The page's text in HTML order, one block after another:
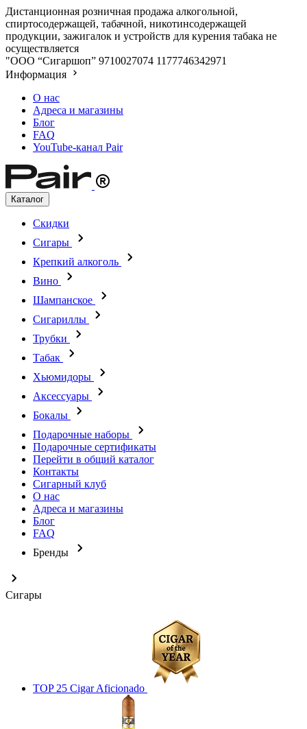
Дистанционная розничная продажа алкогольной,
спиртосодержащей, табачной, никотинсодержащей
продукции, зажигалок и устройств для курения табака не
осуществляется
"ООО “Сигаршоп” 9710027074 1177746342971
Информация
О нас
Адреса и магазины
Блог
FAQ
YouTube-канал Pair
Каталог
Скидки
Сигары
Крепкий алкоголь
Вино
Шампанское
Сигариллы
Трубки
Табак
Хьюмидоры
Аксессуары
Бокалы
Подарочные наборы
Подарочные сертификаты
Перейти в общий каталог
Контакты
Сигарный клуб
О нас
Адреса и магазины
Блог
FAQ
Бренды
Сигары
TOP 25 Cigar Aficionado